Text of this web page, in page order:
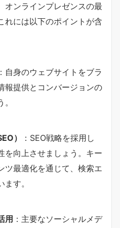
オンラインプレゼンスの最
れには以下のポイントが含
：自身のウェブサイトをブラ
報提供とコンバージョンの
）
：SEO戦略を採用し
を向上させましょう。キー
ツ最適化を通じて、検索エ
す。
用 ：主要なソーシャルメデ